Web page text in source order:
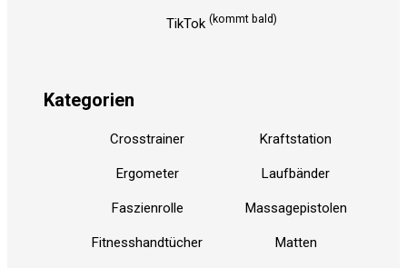
TikTok (kommt bald)
Kategorien
Crosstrainer
Ergometer
Faszienrolle
Fitnesshandtücher
Kraftstation
Laufbänder
Massagepistolen
Matten